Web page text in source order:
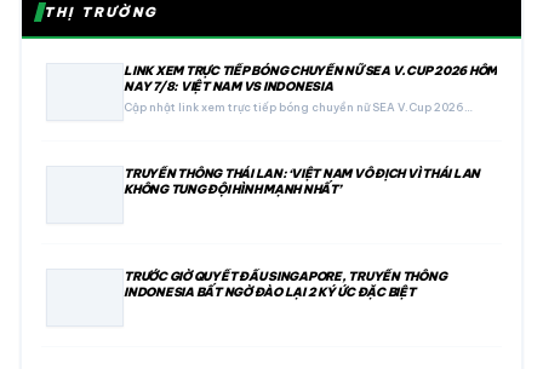
THỊ TRƯỜNG
LINK XEM TRỰC TIẾP BÓNG CHUYỀN NỮ SEA V.CUP 2026 HÔM
NAY 7/8: VIỆT NAM VS INDONESIA
Cập nhật link xem trực tiếp bóng chuyền nữ SEA V.Cup 2026…
TRUYỀN THÔNG THÁI LAN: ‘VIỆT NAM VÔ ĐỊCH VÌ THÁI LAN
KHÔNG TUNG ĐỘI HÌNH MẠNH NHẤT’
TRƯỚC GIỜ QUYẾT ĐẤU SINGAPORE, TRUYỀN THÔNG
INDONESIA BẤT NGỜ ĐÀO LẠI 2 KÝ ỨC ĐẶC BIỆT